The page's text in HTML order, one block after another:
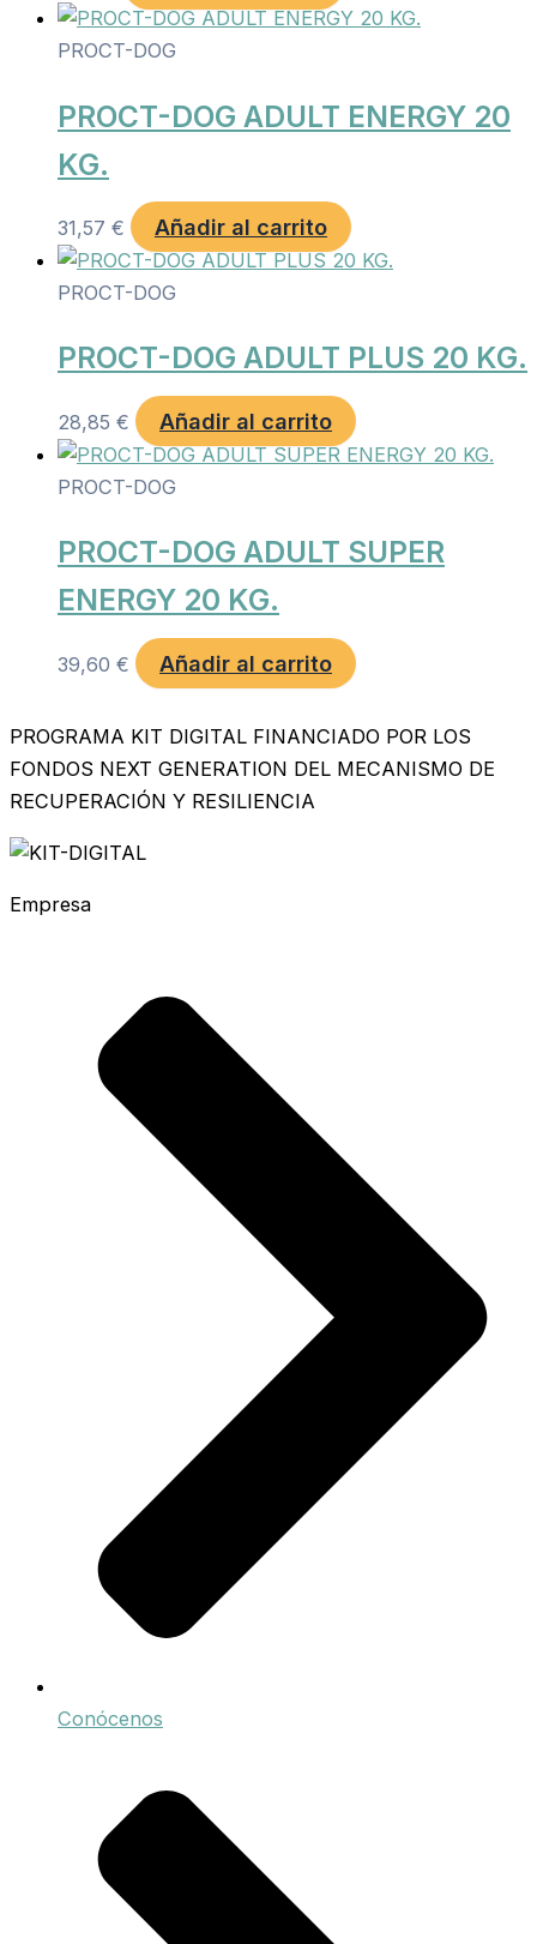
PROCT-DOG
PROCT-DOG ADULT ENERGY 20
KG.
31,57 € Añadir al carrito
PROCT-DOG
PROCT-DOG ADULT PLUS 20 KG.
28,85 € Añadir al carrito
PROCT-DOG
PROCT-DOG ADULT SUPER
ENERGY 20 KG.
39,60 € Añadir al carrito
PROGRAMA KIT DIGITAL FINANCIADO POR LOS
FONDOS NEXT GENERATION DEL MECANISMO DE
RECUPERACIÓN Y RESILIENCIA
Empresa
Conócenos